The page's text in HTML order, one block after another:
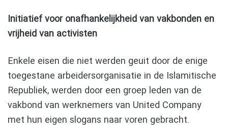
Initiatief voor onafhankelijkheid van vakbonden en
vrijheid van activisten
Enkele eisen die niet werden geuit door de enige
toegestane arbeidersorganisatie in de Islamitische
Republiek, werden door een groep leden van de
vakbond van werknemers van United Company
met hun eigen slogans naar voren gebracht.